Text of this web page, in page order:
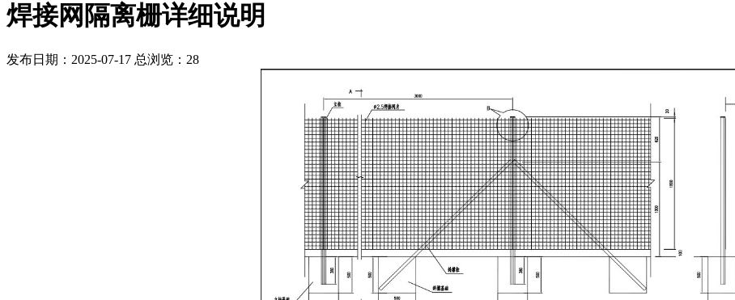
焊接网隔离栅详细说明
发布日期：2025-07-17 总浏览： 28